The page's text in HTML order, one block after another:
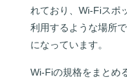
れており、Wi-Fiスポ
利用するような場所
になっています。
Wi-Fiの規格をまとめ